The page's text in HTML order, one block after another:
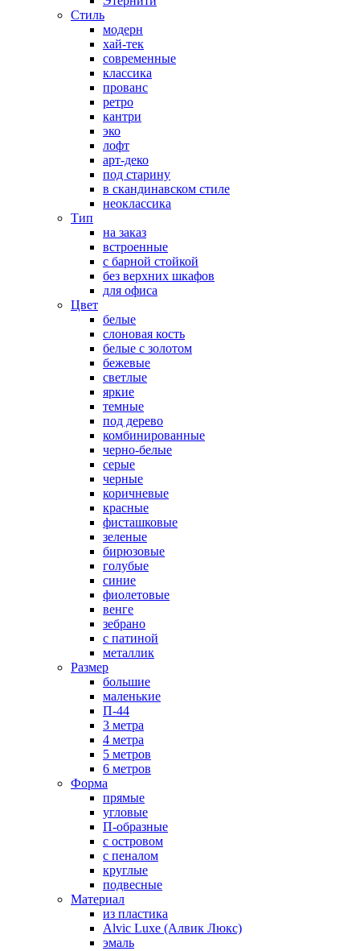
Стиль
модерн
хай-тек
современные
классика
прованс
ретро
кантри
эко
лофт
арт-деко
под старину
в скандинавском стиле
неоклассика
Тип
на заказ
встроенные
с барной стойкой
без верхних шкафов
для офиса
Цвет
белые
слоновая кость
белые с золотом
бежевые
светлые
яркие
темные
под дерево
комбинированные
черно-белые
серые
черные
коричневые
красные
фисташковые
зеленые
бирюзовые
голубые
синие
фиолетовые
венге
зебрано
с патиной
металлик
Размер
большие
маленькие
П-44
3 метра
4 метра
5 метров
6 метров
Форма
прямые
угловые
П-образные
с островом
с пеналом
круглые
подвесные
Материал
из пластика
Alvic Luxe (Алвик Люкс)
эмаль